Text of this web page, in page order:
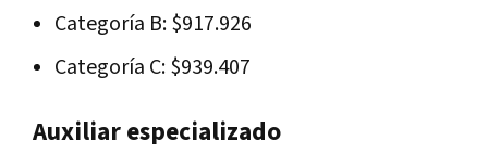
Categoría B: $917.926
Categoría C: $939.407
Auxiliar especializado